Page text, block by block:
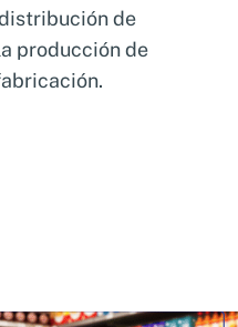
de
producción de